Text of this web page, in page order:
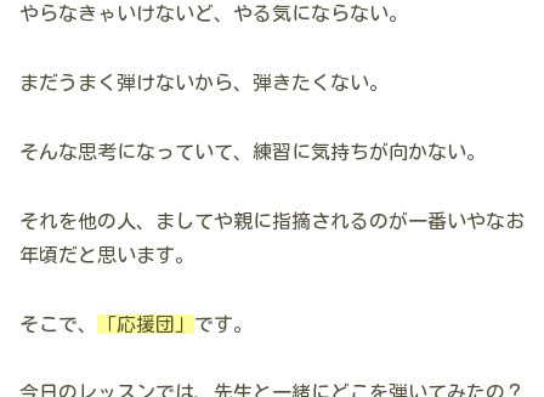
やらなきゃいけないど、やる気にならない。
まだうまく弾けないから、弾きたくない。
そんな思考になっていて、練習に気持ちが向かない。
それを他の人、ましてや親に指摘されるのが一番いやなお
年頃だと思います。
そこで、 「応援団」 です。
今日のレッスンでは、先生と一緒にどこを弾いてみたの？